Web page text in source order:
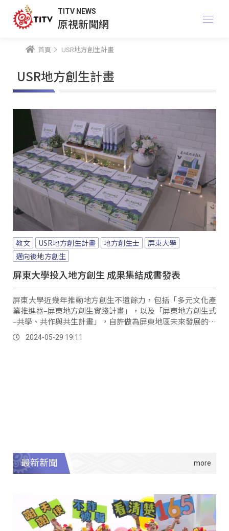
TITV NEWS
原視新聞網
首頁 USR地方創生計畫
USR地方創生計畫
教文 USR地方創生計畫 地方創生士
屏東大學
邁向後地方創生
屏東大學投入地方創生 成果集結成書發表
屏東大學近幾年推動地方創生不遺餘力，包括「多元文化產
業推進器–屏東地方創生實踐計畫」，以及「屏東地方創生式
–共學、共作與共生計畫」，自許做為屏東地區未來發展的智
庫角色與重要夥伴，並將這些經驗編印成《地方創生士–走入
在地必備的12堂課》這本書。
2024-05-29 19:11
最新新聞